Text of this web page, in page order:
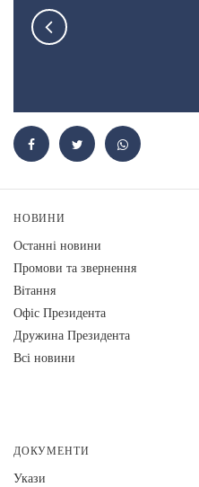
НОВИНИ
Останні новини
Промови та звернення
Вiтання
Офіс Президента
Дружина Президента
Всі новини
ДОКУМЕНТИ
Укази